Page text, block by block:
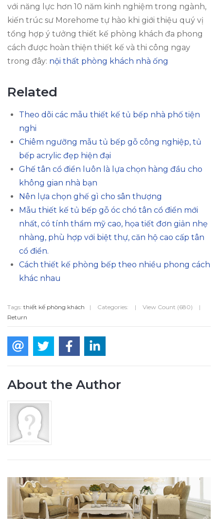
với năng lực hơn 10 năm kinh nghiệm trong ngành,
kiến trúc sư Morehome tự hào khi giới thiệu quý vị
tổng hợp ý tưởng thiết kế phòng khách đa phong
cách được hoàn thiện thiết kế và thi công ngay
trong đây: nội thất phòng khách nhà ống
Related
Theo dõi các mẫu thiết kế tủ bếp nhà phố tiện
nghi
Chiêm ngưỡng mẫu tủ bếp gỗ công nghiệp, tủ
bếp acrylic đẹp hiện đại
Ghế tân cổ điển luôn là lựa chọn hàng đầu cho
không gian nhà bạn
Nên lựa chọn ghế gì cho sân thượng
Mẫu thiết kế tủ bếp gỗ óc chó tân cổ điển mới
nhất, có tính thẩm mỹ cao, họa tiết đơn giản nhẹ
nhàng, phù hợp với biệt thự, căn hộ cao cấp tân
cổ điển.
Cách thiết kế phòng bếp theo nhiều phong cách
khác nhau
Tags: thiết kế phòng khách | Categories: | View Count (680)
|
Return
About the Author